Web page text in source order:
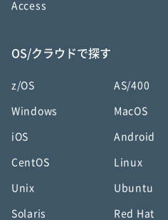
Access
OS/クラウドで探す
z/OS AS/400
Windows MacOS
iOS Android
CentOS Linux
Unix Ubuntu
Solaris Red Hat